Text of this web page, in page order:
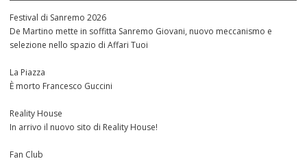
Festival di Sanremo 2026
De Martino mette in soffitta Sanremo Giovani, nuovo meccanismo e
selezione nello spazio di Affari Tuoi
La Piazza
È morto Francesco Guccini
Reality House
In arrivo il nuovo sito di Reality House!
Fan Club